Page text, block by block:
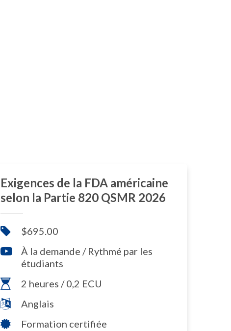
Exigences de la FDA américaine
selon la Partie 820 QSMR 2026
$695.00
À la demande / Rythmé par les
étudiants
2 heures / 0,2 ECU
Anglais
Formation certifiée